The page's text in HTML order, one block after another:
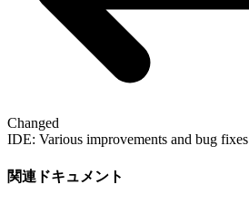
Changed
IDE: Various improvements and bug fixes
関連ドキュメント